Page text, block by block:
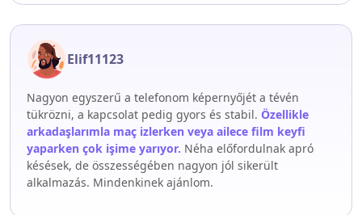
Elif11123
Nagyon egyszerű a telefonom képernyőjét a tévén
tükrözni, a kapcsolat pedig gyors és stabil. Özellikle
arkadaşlarımla maç izlerken veya ailece film keyfi
yaparken çok işime yarıyor. Néha előfordulnak apró
késések, de összességében nagyon jól sikerült
alkalmazás. Mindenkinek ajánlom.